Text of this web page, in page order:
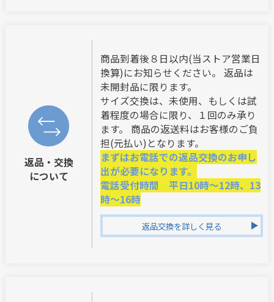
返品・交換
について
商品到着後８日以内(当ストア営業日
換算)にお知らせください。 返品は
未開封品に限ります。
サイズ交換は、未使用、もしくは試
着程度の場合に限り、１回のみ承り
ます。 商品の返送料はお客様のご負
担(元払い)となります。
まずはお電話での返品交換のお申し
出が必要になります。
電話受付時間 平日10時～12時、13
時～16時
返品交換を詳しく見る